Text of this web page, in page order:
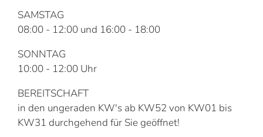
SAMSTAG
08:00 - 12:00 und 16:00 - 18:00
SONNTAG
10:00 - 12:00 Uhr
BEREITSCHAFT
in den ungeraden KW's ab KW52 von KW01 bis
KW31 durchgehend für Sie geöffnet!